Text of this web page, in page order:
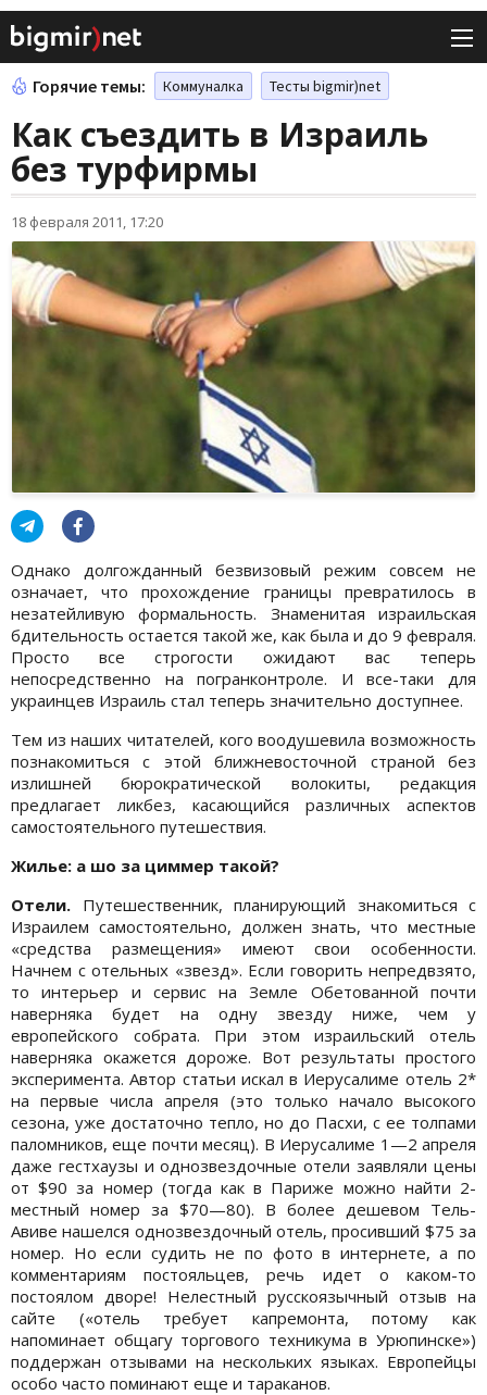
Горячие темы: Коммуналка Тесты bigmir)net
Как съездить в Израиль
без турфирмы
18 февраля 2011, 17:20
Однако долгожданный безвизовый режим совсем не
означает, что прохождение границы превратилось в
незатейливую формальность. Знаменитая израильская
бдительность остается такой же, как была и до 9 февраля.
Просто все строгости ожидают вас теперь
непосредственно на погранконтроле. И все-таки для
украинцев Израиль стал теперь значительно доступнее.
Тем из наших читателей, кого воодушевила возможность
познакомиться с этой ближневосточной страной без
излишней бюрократической волокиты, редакция
предлагает ликбез, касающийся различных аспектов
самостоятельного путешествия.
Жилье: а шо за циммер такой?
Отели. Путешественник, планирующий знакомиться с
Израилем самостоятельно, должен знать, что местные
«средства размещения» имеют свои особенности.
Начнем с отельных «звезд». Если говорить непредвзято,
то интерьер и сервис на Земле Обетованной почти
наверняка будет на одну звезду ниже, чем у
европейского собрата. При этом израильский отель
наверняка окажется дороже. Вот результаты простого
эксперимента. Автор статьи искал в Иерусалиме отель 2*
на первые числа апреля (это только начало высокого
сезона, уже достаточно тепло, но до Пасхи, с ее толпами
паломников, еще почти месяц). В Иерусалиме 1—2 апреля
даже гестхаузы и однозвездочные отели заявляли цены
от $90 за номер (тогда как в Париже можно найти 2-
местный номер за $70—80). В более дешевом Тель-
Авиве нашелся однозвездочный отель, просивший $75 за
номер. Но если судить не по фото в интернете, а по
комментариям постояльцев, речь идет о каком-то
постоялом дворе! Нелестный русскоязычный отзыв на
сайте («отель требует капремонта, потому как
напоминает общагу торгового техникума в Урюпинске»)
поддержан отзывами на нескольких языках. Европейцы
особо часто поминают еще и тараканов.